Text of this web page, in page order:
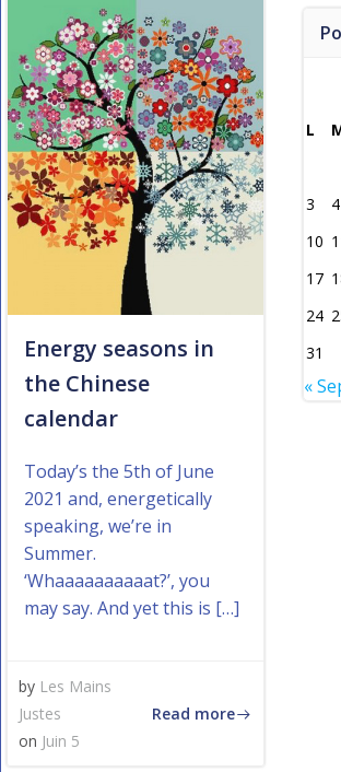
Energy seasons in
the Chinese
calendar
Today’s the 5th of June
2021 and, energetically
speaking, we’re in
Summer.
‘Whaaaaaaaaaat?’, you
may say. And yet this is […]
by Les Mains
Justes
on Juin 5
Read more
L
3
4
10
17
24
31
«